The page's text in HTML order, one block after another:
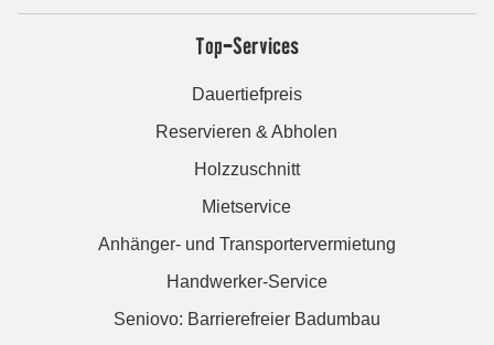
Top-Services
Dauertiefpreis
Reservieren & Abholen
Holzzuschnitt
Mietservice
Anhänger- und Transportervermietung
Handwerker-Service
Seniovo: Barrierefreier Badumbau